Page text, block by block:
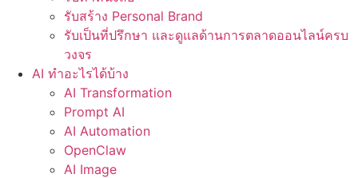
รับสร้าง Personal Brand
รับเป็นที่ปรึกษา และดูแลด้านการตลาดออนไลน์ครบ
วงจร
AI ทำอะไรได้บ้าง
AI Transformation
Prompt AI
AI Automation
OpenClaw
AI Image